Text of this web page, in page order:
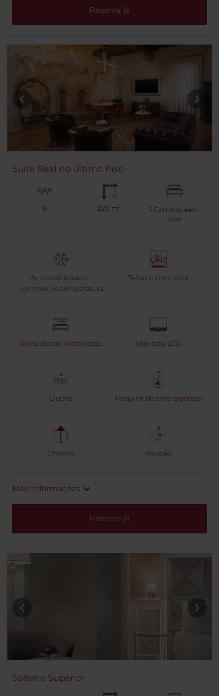
Reserve já
Suite Real no Último Piso
8 220 m² 1 Cama queen-
size
Ar condicionado -
controlo de temperatura
Terraço com vista
Sleep Better Mattresses Televisão LCD
Duche Máquina de café expresso
Chaleira Roupão
Mais informações
Reserve já
Solteiro Superior